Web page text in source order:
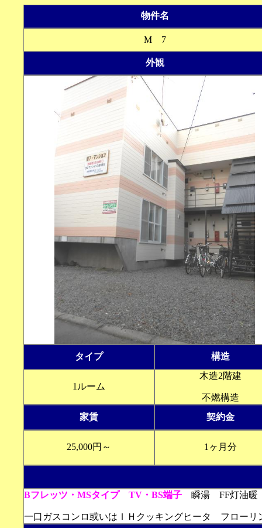
物件名
M 7
外観
タイプ 構造
1ルーム
木造2階建
不燃構造
家賃
契約金
25,000円～ 1ヶ月分
Bフレッツ・MSタイプ TV・BS端子 瞬湯 FF灯油暖
一口ガスコンロ或いはＩＨクッキングヒータ フロ